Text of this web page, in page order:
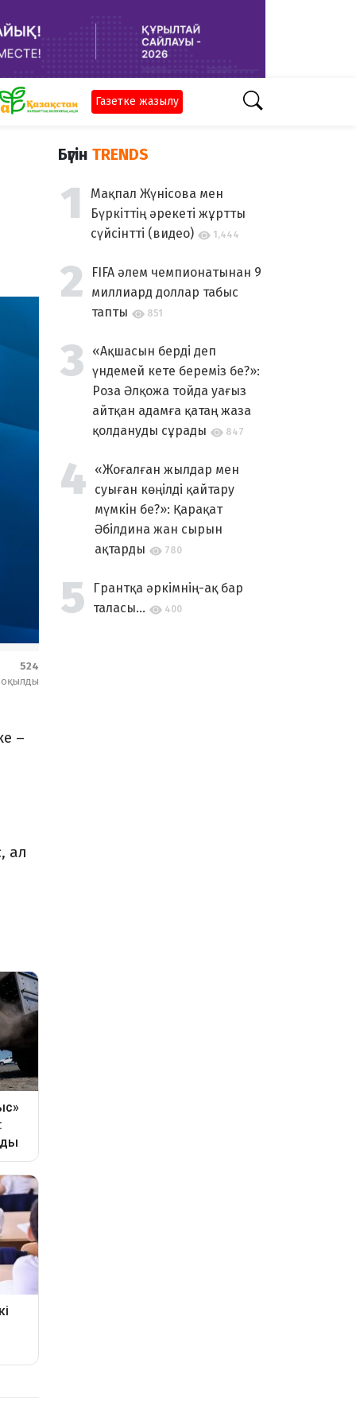
Газетке жазылу
524
оқылды
–
ал
Бүгін TRENDS
Мақпал Жүнісова мен
Бүркіттің әрекеті жұртты
сүйсінтті (видео)
1,444
FIFA әлем чемпионатынан 9
миллиард доллар табыс
тапты
851
«Ақшасын берді деп
үндемей кете береміз бе?»:
Роза Әлқожа тойда уағыз
айтқан адамға қатаң жаза
қолдануды сұрады
847
«Жоғалған жылдар мен
суыған көңілді қайтару
мүмкін бе?»: Қарақат
Әбілдина жан сырын
ақтарды
780
Грантқа әркімнің-ақ бар
таласы...
400